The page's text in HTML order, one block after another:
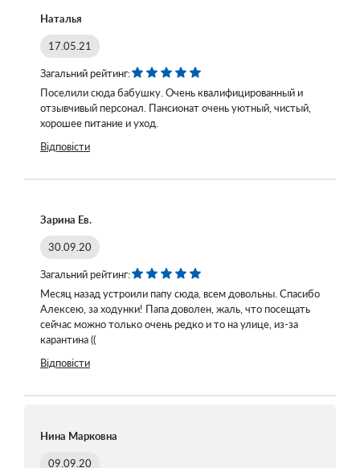
Наталья
17.05.21
Загальний рейтинг:
Поселили сюда бабушку. Очень квалифицированный и
отзывчивый персонал. Пансионат очень уютный, чистый,
хорошее питание и уход.
Відповісти
Зарина Ев.
30.09.20
Загальний рейтинг:
Месяц назад устроили папу сюда, всем довольны. Спасибо
Алексею, за ходунки! Папа доволен, жаль, что посещать
сейчас можно только очень редко и то на улице, из-за
карантина ((
Відповісти
Нина Марковна
09.09.20